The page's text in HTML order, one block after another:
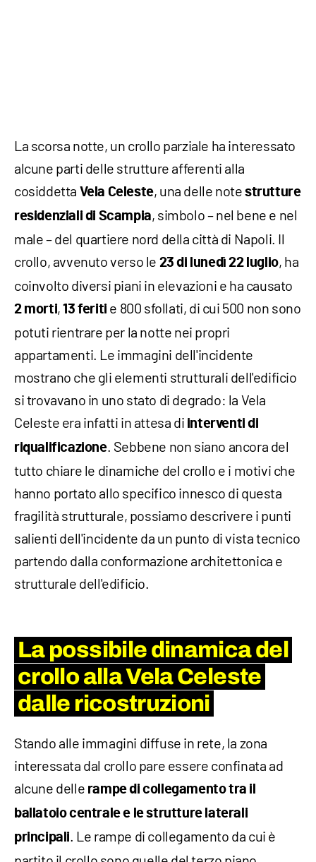
La scorsa notte, un crollo parziale ha interessato
alcune parti delle strutture afferenti alla
cosiddetta Vela Celeste, una delle notestrutture
residenziali di Scampia, simbolo – nel bene e nel
male – del quartiere nord della città di Napoli. Il
crollo, avvenuto verso le 23 di lunedì 22 luglio, ha
coinvolto diversi piani in elevazioni e ha causato
2 morti,13 feriti e 800 sfollati, di cui 500 non sono
potuti rientrare per la notte nei propri
appartamenti. Le immagini dell'incidente
mostrano che gli elementi strutturali dell'edificio
si trovavano in uno stato di degrado: la Vela
Celeste era infatti in attesa di interventi di
riqualificazione. Sebbene non siano ancora del
tutto chiare le dinamiche del crollo e i motivi che
hanno portato allo specifico innesco di questa
fragilità strutturale, possiamo descrivere i punti
salienti dell'incidente da un punto di vista tecnico
partendo dalla conformazione architettonica e
strutturale dell'edificio.
La possibile dinamica del
crollo alla Vela Celeste
dalle ricostruzioni
Stando alle immagini diffuse in rete, la zona
interessata dal crollo pare essere confinata ad
alcune delle rampe di collegamento tra il
ballatoio centrale e le strutture laterali
principali. Le rampe di collegamento da cui è